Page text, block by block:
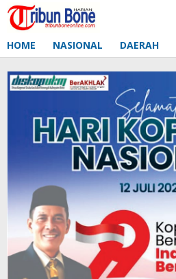
Lewati
ke
HOME NASIONAL DAERAH